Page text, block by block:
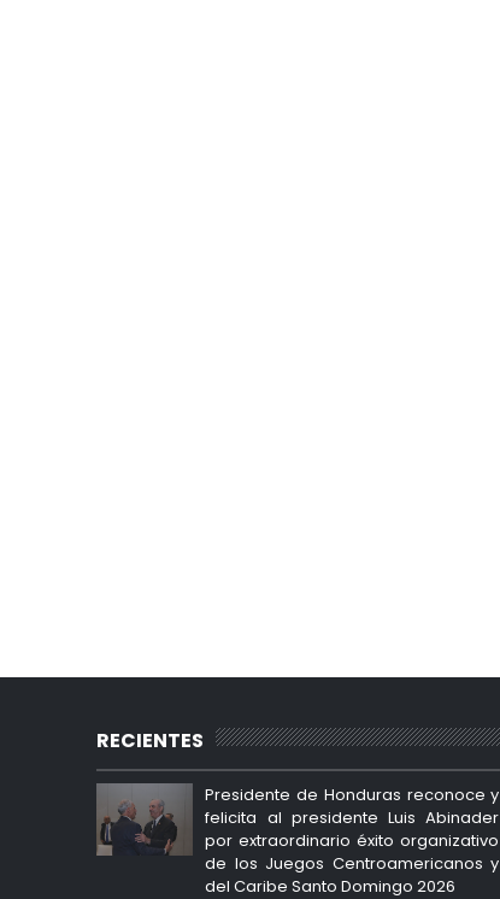
RECIENTES
Presidente de Honduras reconoce y
felicita al presidente Luis Abinader
por extraordinario éxito organizativo
de los Juegos Centroamericanos y
del Caribe Santo Domingo 2026